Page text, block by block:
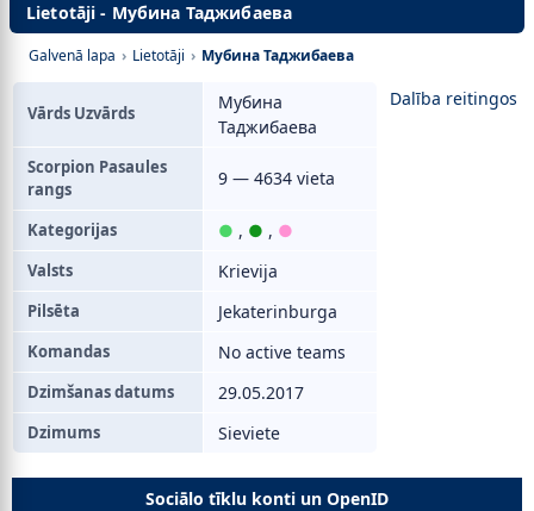
Lietotāji - Мубина Таджибаева
Galvenā lapa › Lietotāji › Мубина Таджибаева
Dalība reitingos
Vārds Uzvārds
Мубина
Таджибаева
Scorpion Pasaules
rangs
9 — 4634 vieta
Kategorijas ● , ● , ●
Valsts Krievija
Pilsēta Jekaterinburga
Komandas No active teams
Dzimšanas datums 29.05.2017
Dzimums Sieviete
Sociālo tīklu konti un OpenID